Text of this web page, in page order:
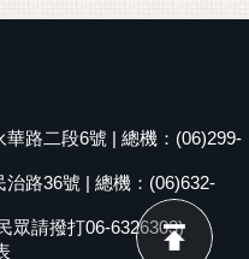
路二段6號 | 總機：(06)299-
路36號 | 總機：(06)632-
眾請撥打06-6326303)